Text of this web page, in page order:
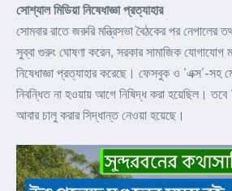
সোশ্যাল মিডিয়া নিষেধাজ্ঞা প্রত্যাহার
সোমবার রাতে জরুরি মন্ত্রিসভা বৈঠকের পর নেপালের
সুব্বা গুরুং ঘোষণা করেন, সরকার সামাজিক যোগাযোগ
নিষেধাজ্ঞা প্রত্যাহার করেছে। ফেসবুক ও ‘এক্স’-সহ
নিবন্ধিত না হওয়ায় আগে নিষিদ্ধ করা হয়েছিল। তবে
আবার চালু করার সিদ্ধান্ত নেওয়া হয়েছে।